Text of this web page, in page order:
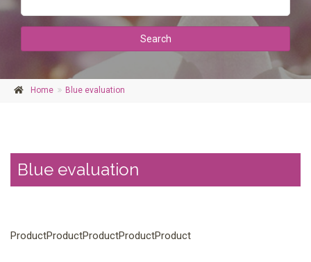
Search
Home Blue evaluation
Blue evaluation
ProductProductProductProductProduct